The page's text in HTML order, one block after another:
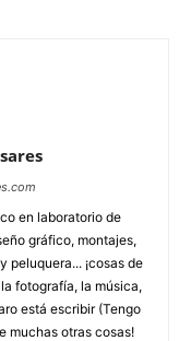
en laboratorio de
gráfico, montajes,
peluquera... ¡cosas de
fotografía, la música,
está escribir (Tengo
muchas otras cosas!